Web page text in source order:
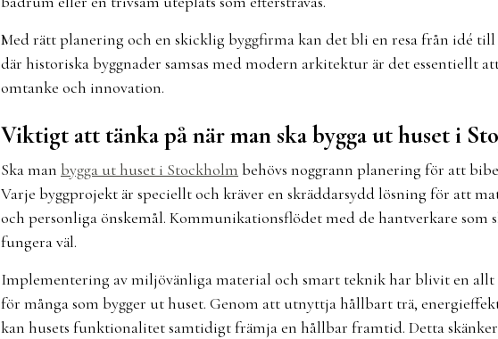
Med rätt planering och en skicklig byggfirma kan det bli en resa från idé
där historiska byggnader samsas med modern arkitektur är det essentiellt
omtanke och innovation.
Viktigt att tänka på när man ska bygga ut huset i
Ska man bygga ut huset i Stockholm behövs noggrann planering för att
Varje byggprojekt är speciellt och kräver en skräddarsydd lösning för att
och personliga önskemål. Kommunikationsflödet med de hantverkare som
fungera väl.
Implementering av miljövänliga material och smart teknik har blivit en
för många som bygger ut huset. Genom att utnyttja hållbart trä,
kan husets funktionalitet samtidigt främja en hållbar framtid. Detta